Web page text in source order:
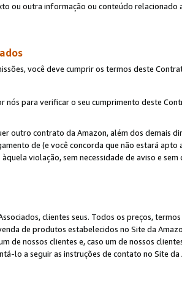
ou outra informação ou conteúdo
você deve cumprir os termos deste
para verificar o seu cumprimento deste
outro contrato da Amazon, além dos demais
de (e você concorda que não estará
violação, sem necessidade de aviso e
clientes seus. Todos os preços,
de produtos estabelecidos no Site da
de nossos clientes e, caso um de nossos
lo a seguir as instruções de contato no Site